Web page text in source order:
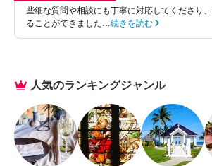
些細な質問や相談にも丁寧に対応してくださり
ることができました…続きを読む
人気のランキングジャンル